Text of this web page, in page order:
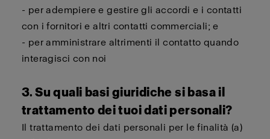
- per adempiere e gestire gli accordi e i contatti
con i fornitori e altri contatti commerciali; e
- per amministrare altrimenti il contatto quando
interagisci con noi
3. Su quali basi giuridiche si basa il
trattamento dei tuoi dati personali?
Il trattamento dei dati personali per le finalità (a)